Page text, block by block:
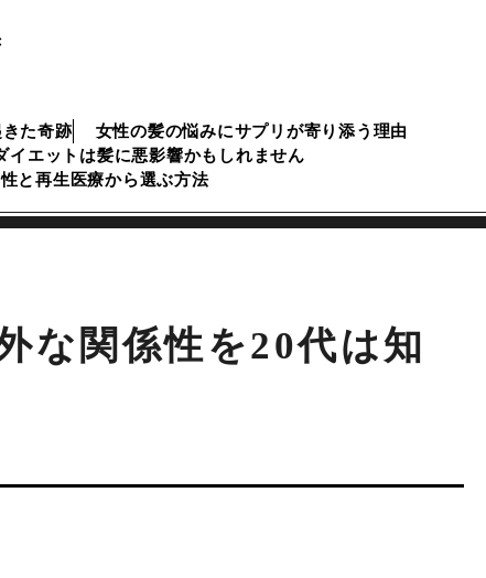
た奇跡
女性の髪の悩みにサプリが寄り添う理由
イエットは髪に悪影響かもしれません
と再生医療から選ぶ方法
な関係性を20代は知